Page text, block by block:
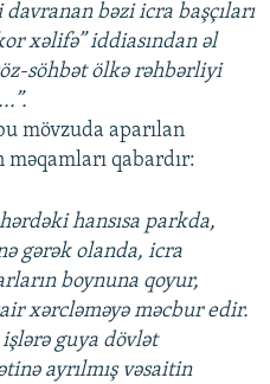
bəzi icra başçıları
xəlifə” iddiasından əl
söhbət ölkə rəhbərliyi
mövzuda aparılan
məqamları qabardır:
hansısa parkda,
gərək olanda, icra
boynuna qoyur,
xərcləməyə məcbur edir.
guya dövlət
ayrılmış vəsaitin